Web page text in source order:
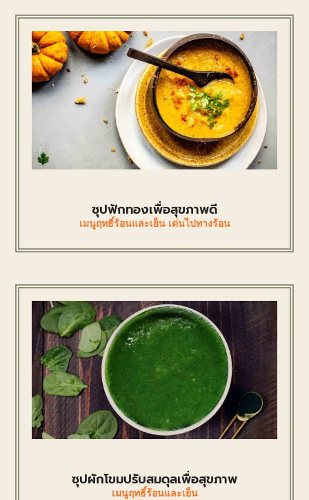
ซุปฟักทองเพื่อสุขภาพดี
เมนูฤทธิ์ร้อนและเย็น เด่นไปทางร้อน
ซุปผักโขมปรับสมดุลเพื่อสุขภาพ
เมนูฤทธิ์ร้อนและเย็น